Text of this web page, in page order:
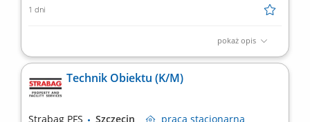
1 dni
pokaż opis
Twoje przyszłe zadania:‎ organizacja pracy zespołu
‎kierownikiem robót w branży mostowej,‎ przygotowywanie
dokumentacji do odbiorów częściowych, końcowych, weryfikacja
Technik Obiektu (K/M)
Strabag PFS Szczecin praca stacjonarna